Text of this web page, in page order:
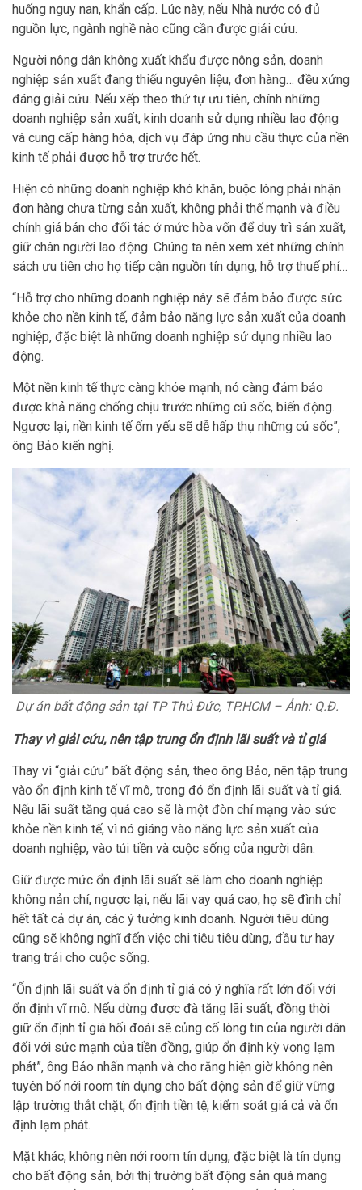
huống nguy nan, khẩn cấp. Lúc này, nếu Nhà nước có đủ
nguồn lực, ngành nghề nào cũng cần được giải cứu.
Người nông dân không xuất khẩu được nông sản, doanh
nghiệp sản xuất đang thiếu nguyên liệu, đơn hàng… đều xứng
đáng giải cứu. Nếu xếp theo thứ tự ưu tiên, chính những
doanh nghiệp sản xuất, kinh doanh sử dụng nhiều lao động
và cung cấp hàng hóa, dịch vụ đáp ứng nhu cầu thực của nền
kinh tế phải được hỗ trợ trước hết.
Hiện có những doanh nghiệp khó khăn, buộc lòng phải nhận
đơn hàng chưa từng sản xuất, không phải thế mạnh và điều
chỉnh giá bán cho đối tác ở mức hòa vốn để duy trì sản xuất,
giữ chân người lao động. Chúng ta nên xem xét những chính
sách ưu tiên cho họ tiếp cận nguồn tín dụng, hỗ trợ thuế phí…
“Hỗ trợ cho những doanh nghiệp này sẽ đảm bảo được sức
khỏe cho nền kinh tế, đảm bảo năng lực sản xuất của doanh
nghiệp, đặc biệt là những doanh nghiệp sử dụng nhiều lao
động.
Một nền kinh tế thực càng khỏe mạnh, nó càng đảm bảo
được khả năng chống chịu trước những cú sốc, biến động.
Ngược lại, nền kinh tế ốm yếu sẽ dễ hấp thụ những cú sốc”,
ông Bảo kiến nghị.
Dự án bất động sản tại TP Thủ Đức, TP.HCM – Ảnh: Q.Đ.
Thay vì giải cứu, nên tập trung ổn định lãi suất và tỉ giá
Thay vì “giải cứu” bất động sản, theo ông Bảo, nên tập trung
vào ổn định kinh tế vĩ mô, trong đó ổn định lãi suất và tỉ giá.
Nếu lãi suất tăng quá cao sẽ là một đòn chí mạng vào sức
khỏe nền kinh tế, vì nó giáng vào năng lực sản xuất của
doanh nghiệp, vào túi tiền và cuộc sống của người dân.
Giữ được mức ổn định lãi suất sẽ làm cho doanh nghiệp
không nản chí, ngược lại, nếu lãi vay quá cao, họ sẽ đình chỉ
hết tất cả dự án, các ý tưởng kinh doanh. Người tiêu dùng
cũng sẽ không nghĩ đến việc chi tiêu tiêu dùng, đầu tư hay
trang trải cho cuộc sống.
“Ổn định lãi suất và ổn định tỉ giá có ý nghĩa rất lớn đối với
ổn định vĩ mô. Nếu dừng được đà tăng lãi suất, đồng thời
giữ ổn định tỉ giá hối đoái sẽ củng cố lòng tin của người dân
đối với sức mạnh của tiền đồng, giúp ổn định kỳ vọng lạm
phát”, ông Bảo nhấn mạnh và cho rằng hiện giờ không nên
tuyên bố nới room tín dụng cho bất động sản để giữ vững
lập trường thắt chặt, ổn định tiền tệ, kiểm soát giá cả và ổn
định lạm phát.
Mặt khác, không nên nới room tín dụng, đặc biệt là tín dụng
cho bất động sản, bởi thị trường bất động sản quá mang